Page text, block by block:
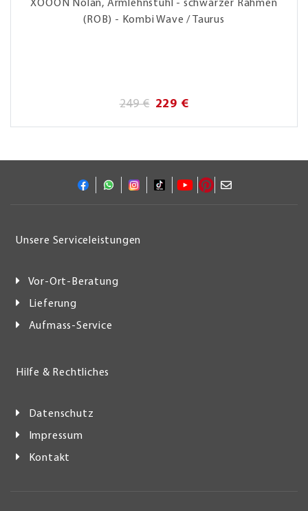
XOOON Nolan, Armlehnstuhl - schwarzer Rahmen
(ROB) - Kombi Wave / Taurus
249 € 229 €
Unsere Serviceleistungen
Vor-Ort-Beratung
Lieferung
Aufmass-Service
Hilfe & Rechtliches
Datenschutz
Impressum
Kontakt